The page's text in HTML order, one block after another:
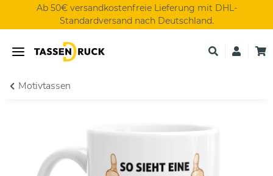
Ab 50€ versandkostenfreie Lieferung mit DHL-
Standardversand nach Deutschland.
Motivtassen